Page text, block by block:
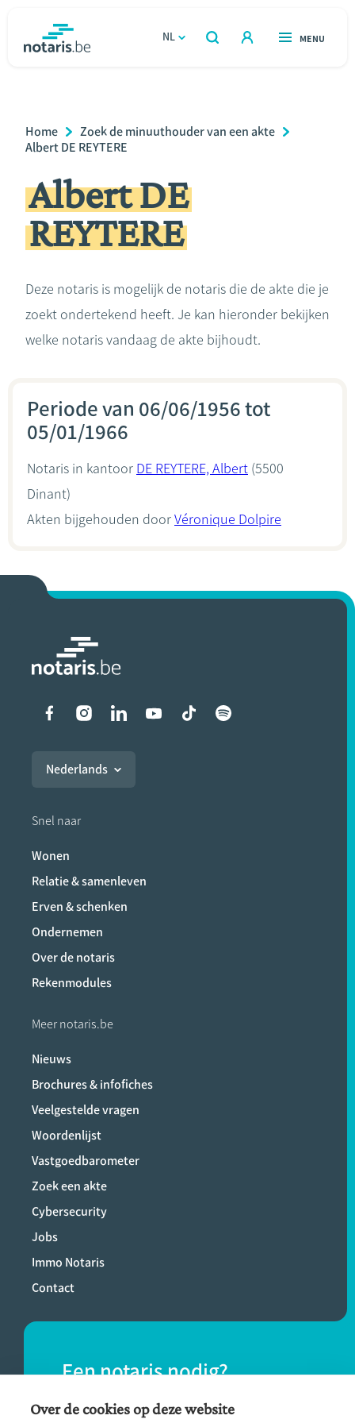
gaan
NL
OPEN
ZOEKEN
OPEN
MENU
Relatie & samenleven
Erven & schenken
Ondernemen
Rekenmodules
Breadcrumb
Home
Zoek de minuuthouder van een akte
Albert DE REYTERE
Albert DE
REYTERE
Deze notaris is mogelijk de notaris die de akte die je
zoekt ondertekend heeft. Je kan hieronder bekijken
welke notaris vandaag de akte bijhoudt.
Periode van 06/06/1956 tot
05/01/1966
Notaris in kantoor DE REYTERE, Albert (5500
Dinant)
Akten bijgehouden doorVéronique Dolpire
Liens vers les réseaux
Nederlands
Snel naar
Wonen
Relatie & samenleven
Erven & schenken
Ondernemen
Over de notaris
Rekenmodules
Meer notaris.be
Nieuws
Brochures & infofiches
Veelgestelde vragen
Woordenlijst
Vastgoedbarometer
Zoek een akte
Cybersecurity
Jobs
Immo Notaris
Contact
Een notaris nodig?
Vind eenvoudig een notaris bij jou in de
Over de cookies op deze website